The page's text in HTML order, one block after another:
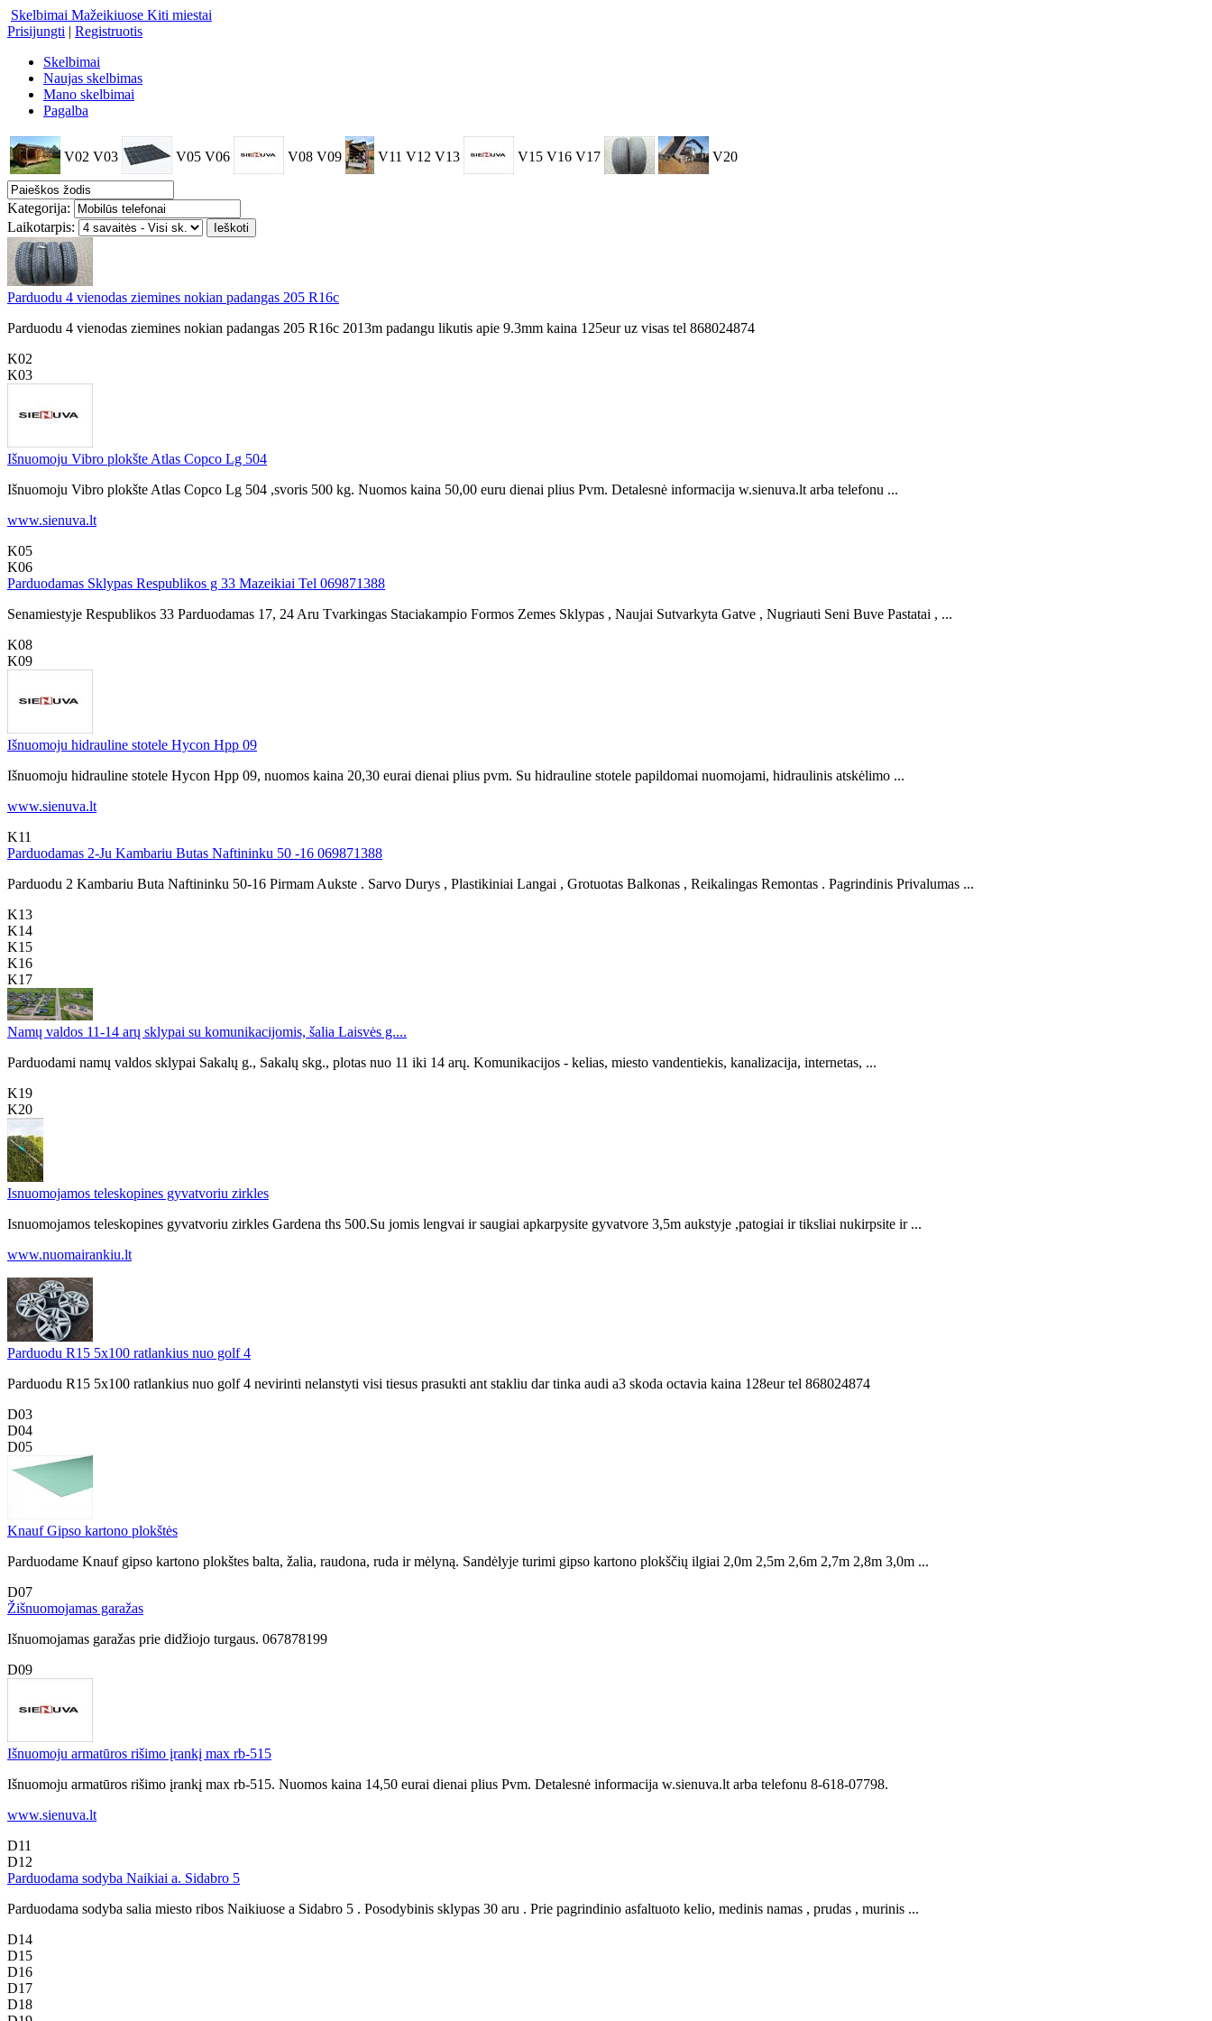
Skelbimai Mažeikiuose Kiti miestai
Prisijungti | Registruotis
Skelbimai
Naujas skelbimas
Mano skelbimai
Pagalba
V02 V03 V05 V06 V08 V09 V11 V12 V13 V15 V16 V17 V20
Kategorija:
Laikotarpis:
Parduodu 4 vienodas ziemines nokian padangas 205 R16c
Parduodu 4 vienodas ziemines nokian padangas 205 R16c 2013m padangu likutis apie 9.3mm kaina 125eur uz visas tel 868024874
K02
K03
Išnuomoju Vibro plokšte Atlas Copco Lg 504
Išnuomoju Vibro plokšte Atlas Copco Lg 504 ,svoris 500 kg. Nuomos kaina 50,00 euru dienai plius Pvm. Detalesnė informacija w.sienuva.lt arba telefonu ...
www.sienuva.lt
K05
K06
Parduodamas Sklypas Respublikos g 33 Mazeikiai Tel 069871388
Senamiestyje Respublikos 33 Parduodamas 17, 24 Aru Tvarkingas Staciakampio Formos Zemes Sklypas , Naujai Sutvarkyta Gatve , Nugriauti Seni Buve Pastatai , ...
K08
K09
Išnuomoju hidrauline stotele Hycon Hpp 09
Išnuomoju hidrauline stotele Hycon Hpp 09, nuomos kaina 20,30 eurai dienai plius pvm. Su hidrauline stotele papildomai nuomojami, hidraulinis atskėlimo ...
www.sienuva.lt
K11
Parduodamas 2-Ju Kambariu Butas Naftininku 50 -16 069871388
Parduodu 2 Kambariu Buta Naftininku 50-16 Pirmam Aukste . Sarvo Durys , Plastikiniai Langai , Grotuotas Balkonas , Reikalingas Remontas . Pagrindinis Privalumas ...
K13
K14
K15
K16
K17
Namų valdos 11-14 arų sklypai su komunikacijomis, šalia Laisvės g....
Parduodami namų valdos sklypai Sakalų g., Sakalų skg., plotas nuo 11 iki 14 arų. Komunikacijos - kelias, miesto vandentiekis, kanalizacija, internetas, ...
K19
K20
Isnuomojamos teleskopines gyvatvoriu zirkles
Isnuomojamos teleskopines gyvatvoriu zirkles Gardena ths 500.Su jomis lengvai ir saugiai apkarpysite gyvatvore 3,5m aukstyje ,patogiai ir tiksliai nukirpsite ir ...
www.nuomairankiu.lt
Parduodu R15 5x100 ratlankius nuo golf 4
Parduodu R15 5x100 ratlankius nuo golf 4 nevirinti nelanstyti visi tiesus prasukti ant stakliu dar tinka audi a3 skoda octavia kaina 128eur tel 868024874
D03
D04
D05
Knauf Gipso kartono plokštės
Parduodame Knauf gipso kartono plokštes balta, žalia, raudona, ruda ir mėlyną. Sandėlyje turimi gipso kartono plokščių ilgiai 2,0m 2,5m 2,6m 2,7m 2,8m 3,0m ...
D07
Žišnuomojamas garažas
Išnuomojamas garažas prie didžiojo turgaus. 067878199
D09
Išnuomoju armatūros rišimo įrankį max rb-515
Išnuomoju armatūros rišimo įrankį max rb-515. Nuomos kaina 14,50 eurai dienai plius Pvm. Detalesnė informacija w.sienuva.lt arba telefonu 8-618-07798.
www.sienuva.lt
D11
D12
Parduodama sodyba Naikiai a. Sidabro 5
Parduodama sodyba salia miesto ribos Naikiuose a Sidabro 5 . Posodybinis sklypas 30 aru . Prie pagrindinio asfaltuoto kelio, medinis namas , prudas , murinis ...
D14
D15
D16
D17
D18